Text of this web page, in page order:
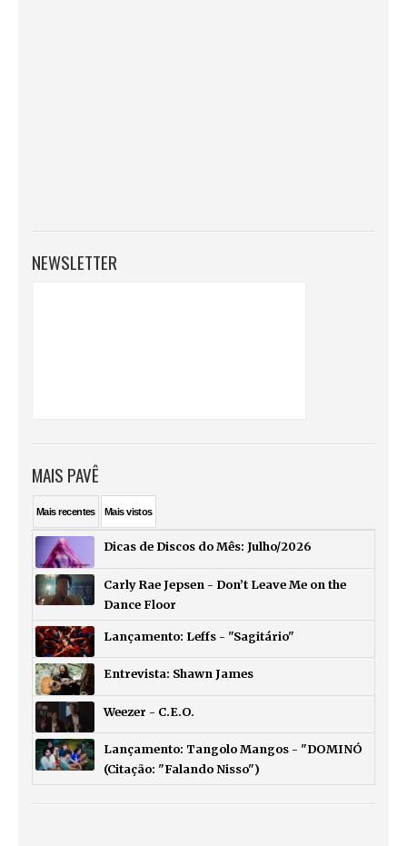
NEWSLETTER
MAIS PAVÊ
Maisrecentes Maisvistos
Dicas de Discos do Mês: Julho/2026
Carly Rae Jepsen - Don’t Leave Me on the
Dance Floor
Lançamento: Leffs - "Sagitário"
Entrevista: Shawn James
Weezer - C.E.O.
Lançamento: Tangolo Mangos - "DOMINÓ
(Citação: "Falando Nisso")